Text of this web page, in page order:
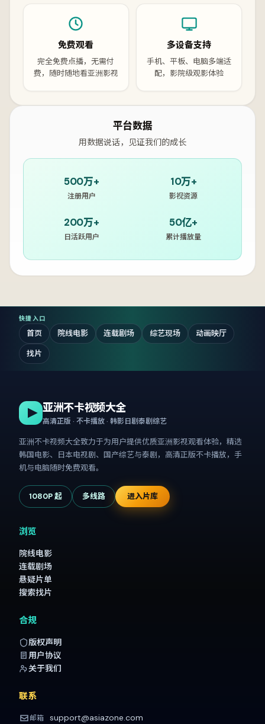
免费观看
完全免费点播，无需付
费，随时随地看亚洲影视
多设备支持
手机、平板、电脑多端适
配，影院级观影体验
平台数据
用数据说话，见证我们的成长
500万+
注册用户
10万+
影视资源
200万+
日活跃用户
50亿+
累计播放量
快捷入口
首页 院线电影 连载剧场 综艺现场
动画映厅
找片
亚洲不卡视频大全
高清正版 · 不卡播放 · 韩影日剧泰剧综艺
亚洲不卡视频大全致力于为用户提供优质亚洲影视观看体验，精选
韩国电影、日本电视剧、国产综艺与泰剧，高清正版不卡播放，手
机与电脑随时免费观看。
1080P 起 多线路 进入片库
浏览
院线电影
连载剧场
悬疑片单
搜索找片
合规
版权声明
用户协议
关于我们
联系
邮箱 support@asiazone.com